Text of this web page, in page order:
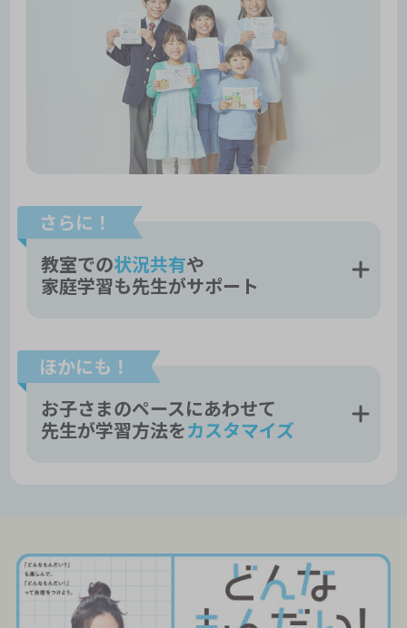
さらに！
教室での状況共有や
家庭学習も先生がサポート
ほかにも！
お子さまのペースにあわせて
先生が学習方法をカスタマイズ